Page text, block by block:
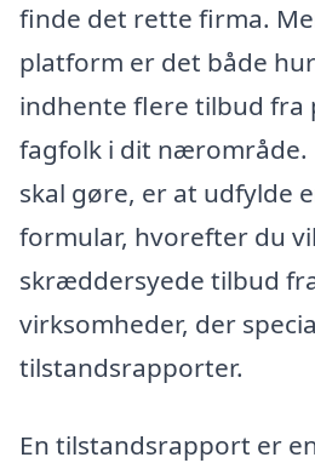
finde det rette firma.
platform er det både
indhente flere tilbud fra
fagfolk i dit nærområde.
skal gøre, er at udfylde
formular, hvorefter du
skræddersyede tilbud
virksomheder, der
tilstandsrapporter.
En tilstandsrapport er